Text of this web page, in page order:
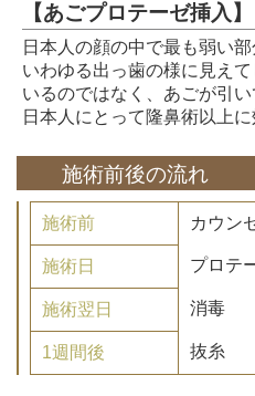
【あごプロテーゼ挿入】
日本人の顔の中で最も弱い部
いわゆる出っ歯の様に見え
いるのではなく、あごが引い
日本人にとって隆鼻術以上
施術前後の流れ
施術前 カウン
施術日 プロテ
施術翌日 消毒
1週間後 抜糸